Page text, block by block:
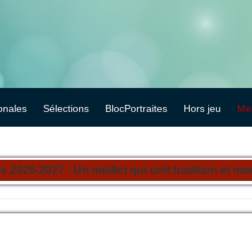
Sélections BlocPortraites Hors jeu
2026-2027 : Un maillot qui unit tradition et